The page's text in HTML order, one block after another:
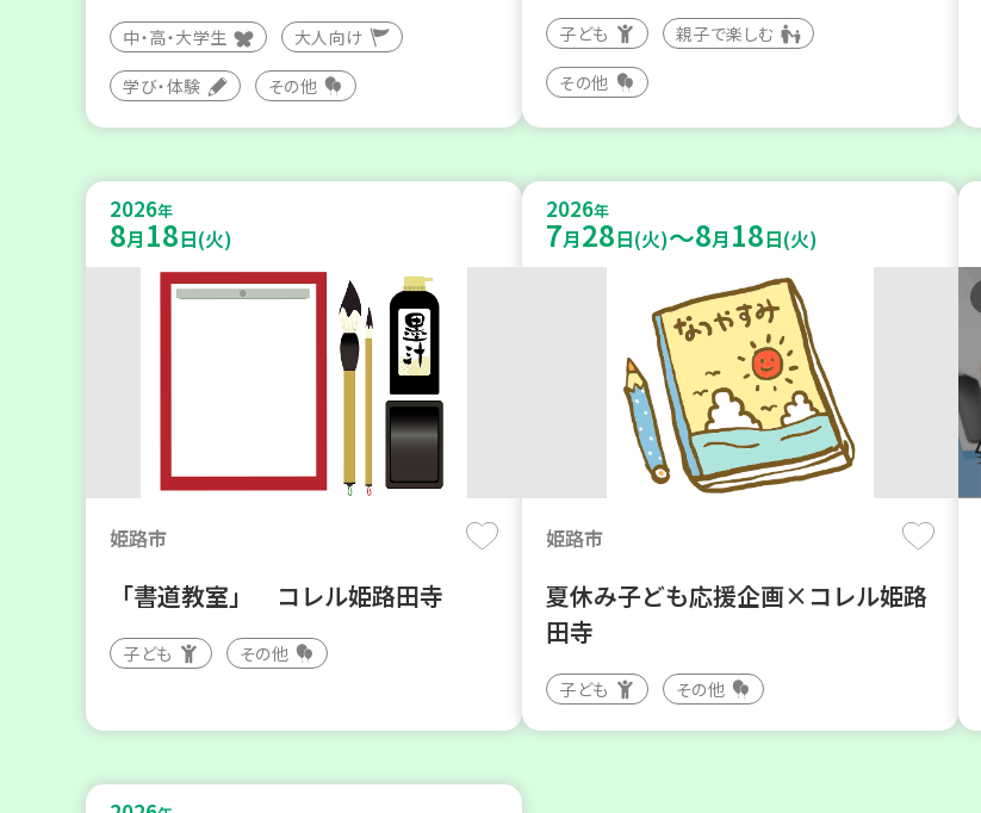
中・高・大学生 大人向け
学び・体験 その他
子ども 親子で楽しむ
その他
2026年
8月 18日(火)
姫路市
「書道教室」 コレル姫路田寺
子ども その他
2026年
7月28日(火)～8月 18日(火)
姫路市
夏休み子ども応援企画×コレル姫路
田寺
子ども その他